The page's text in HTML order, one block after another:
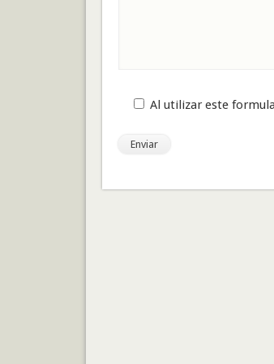
Por favor, deja este campo
Al utilizar este